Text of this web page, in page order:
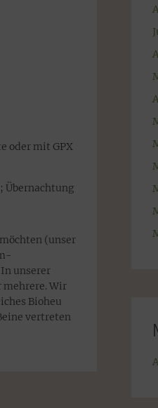
oder mit GPX
Übernachtung
(unser
unserer
mehrere. Wir
Bioheu
vertreten